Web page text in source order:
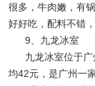
很多，牛肉嫩，有
好好吃，配料不错
9、九龙冰室
九龙冰室位于
均42元，是广州一